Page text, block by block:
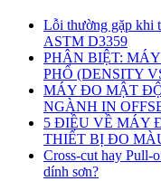
Lỗi thường gặp khi
ASTM D3359
PHÂN BIỆT:
PHỔ (DENSITY
MÁY ĐO MẬT
NGÀNH IN
5 ĐIỀU VỀ MÁY
THIẾT BỊ ĐO
Cross-cut hay Pull-
dính sơn?